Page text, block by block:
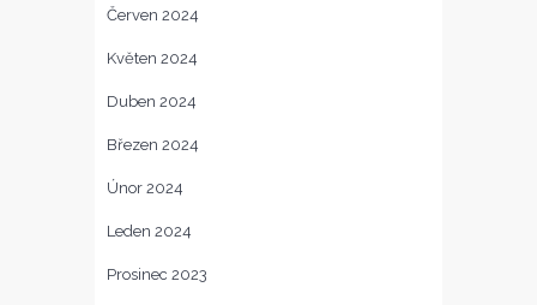
Červen 2024
Květen 2024
Duben 2024
Březen 2024
Únor 2024
Leden 2024
Prosinec 2023